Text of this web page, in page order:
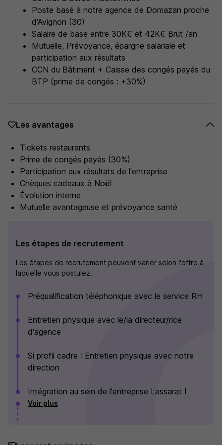
Poste basé à notre agence de Domazan proche
d'Avignon (30)
Salaire de base entre 30K€ et 42K€ Brut /an
Mutuelle, Prévoyance, épargne salariale et
participation aux résultats
CCN du Bâtiment + Caisse des congés payés du
BTP (prime de congés : +30%)
Les avantages
Tickets restaurants
Prime de congés payés (30%)
Participation aux résultats de l'entreprise
Chèques cadeaux à Noël
Évolution interne
Mutuelle avantageuse et prévoyance santé
Les étapes de recrutement
Les étapes de recrutement peuvent varier selon l'offre à
laquelle vous postulez.
Préqualification téléphonique avec le service RH
Entretien physique avec le/la directeur/rice
d'agence
Si profil cadre : Entretien physique avec notre
direction
Intégration au sein de l'entreprise Lassarat !
Voir plus